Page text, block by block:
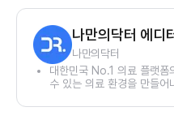
나만의닥터 에디
나만의닥터
대한민국 No.1 의료 플랫폼
수 있는 의료 환경을 만들어